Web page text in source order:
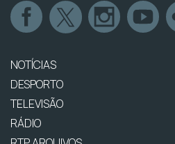
NOTÍCIAS
DESPORTO
TELEVISÃO
RÁDIO